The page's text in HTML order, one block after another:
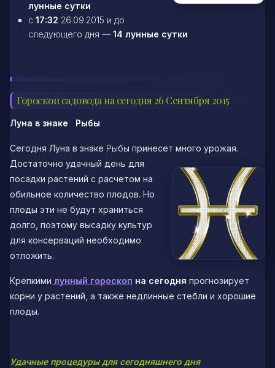
лунные сутки
c 17:32 26.09.2015 и до
следующего дня — 14 лунные сутки
Гороскоп садовода на сегодня 26 Сентября 2015
Луна в знаке Рыбы
Сегодня Луна в знаке Рыбы принесет много урожая.
Достаточно удачный день для
посадки растений с расчетом на
обильное количество плодов. Но
плоды эти не будут храниться
долго, поэтому высадку культур
для консерваций необходимо
отложить.
Крепкими лунный гороскоп на сегодня прогнозирует
корни у растений, а также недлинные стебли и хорошие
плоды.
Удачные процедуры для сегодняшнего дня